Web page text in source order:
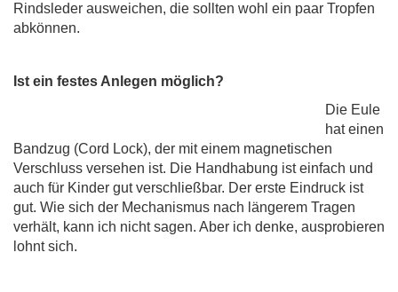
Rindsleder ausweichen, die sollten wohl ein paar Tropfen
abkönnen.
Ist ein festes Anlegen möglich?
Die Eule
hat einen
Bandzug (Cord Lock), der mit einem magnetischen
Verschluss versehen ist. Die Handhabung ist einfach und
auch für Kinder gut verschließbar. Der erste Eindruck ist
gut. Wie sich der Mechanismus nach längerem Tragen
verhält, kann ich nicht sagen. Aber ich denke, ausprobieren
lohnt sich.